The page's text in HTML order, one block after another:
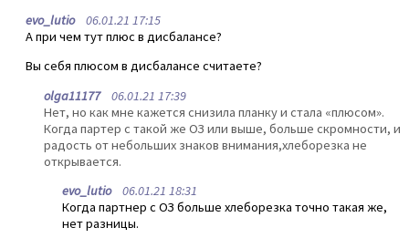
evo_lutio06.01.21 17:15
А при чем тут плюс в дисбалансе?
Вы себя плюсом в дисбалансе считаете?
olga1117706.01.21 17:39
Нет, но как мне кажется снизила планку и стала «плюсом».
Когда партер с такой же ОЗ или выше, больше скромности, и
радость от небольших знаков внимания,хлеборезка не
открывается.
evo_lutio06.01.21 18:31
Когда партнер с ОЗ больше хлеборезка точно такая же,
нет разницы.